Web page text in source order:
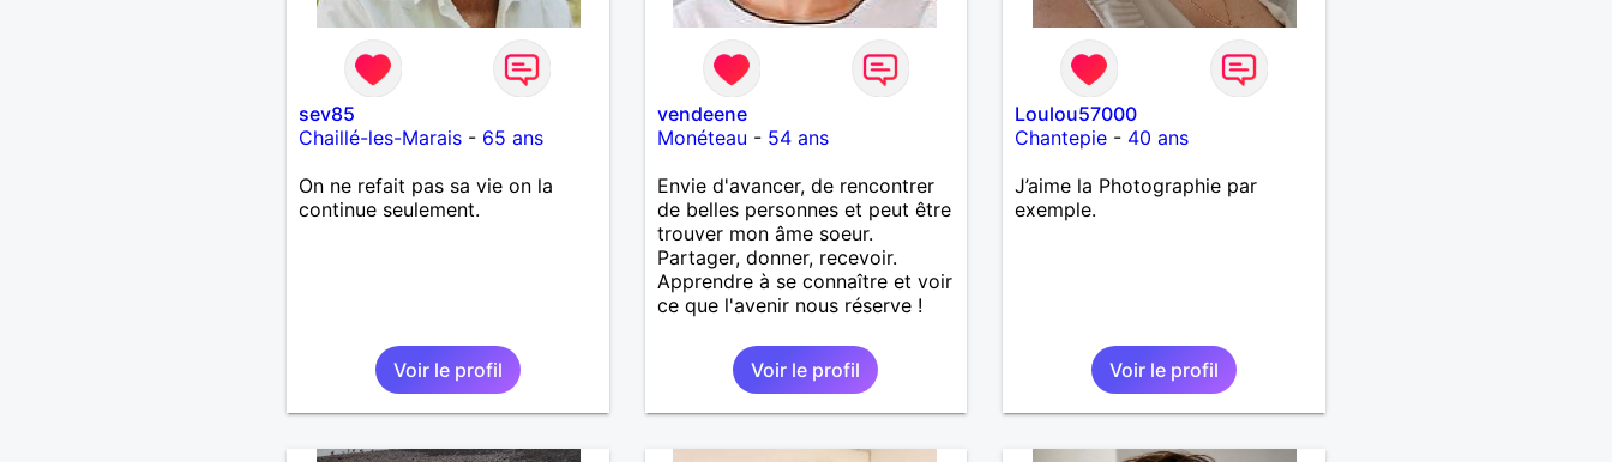
sev85
Chaillé-les-Marais- 65 ans
On ne refait pas sa vie on la
continue seulement.
Voir le profil
vendeene
Monéteau - 54 ans
Envie d'avancer, de rencontrer
de belles personnes et peut être
trouver mon âme soeur.
Partager, donner, recevoir.
Apprendre à se connaître et voir
ce que l'avenir nous réserve !
Voir le profil
Loulou57000
Chantepie - 40 ans
J’aime la Photographie par
exemple.
Voir le profil